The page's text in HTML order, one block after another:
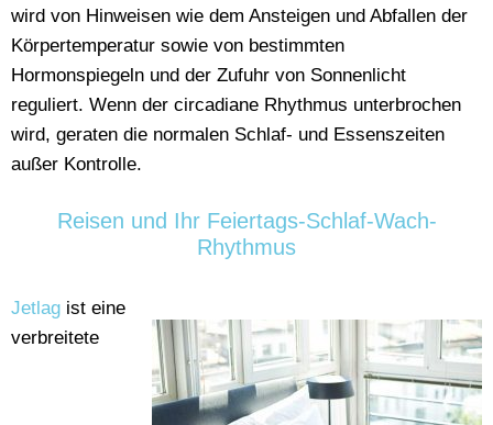
wird von Hinweisen wie dem Ansteigen und Abfallen der
Körpertemperatur sowie von bestimmten
Hormonspiegeln und der Zufuhr von Sonnenlicht
reguliert. Wenn der circadiane Rhythmus unterbrochen
wird, geraten die normalen Schlaf- und Essenszeiten
außer Kontrolle.
Reisen und Ihr Feiertags-Schlaf-Wach-
Rhythmus
Jetlag ist eine
verbreitete